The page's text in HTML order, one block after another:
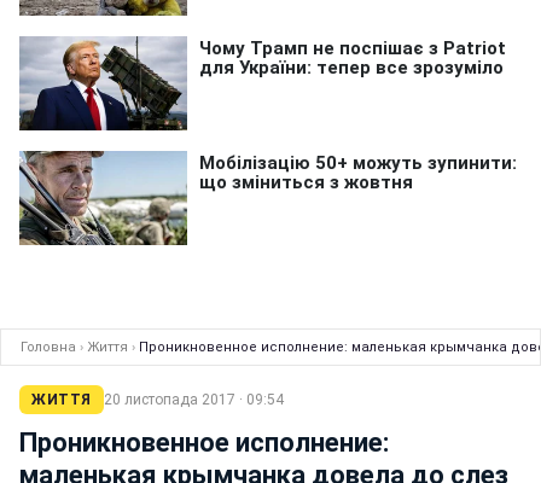
Головна › Життя › Проникновенное исполнение: маленькая крымчанка
ЖИТТЯ 20 листопада 2017 · 09:54
Проникновенное исполнение:
маленькая крымчанка довела до слез